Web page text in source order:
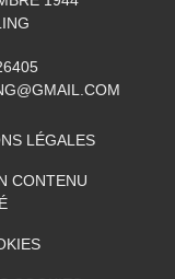
LÉGALES
CONTENU